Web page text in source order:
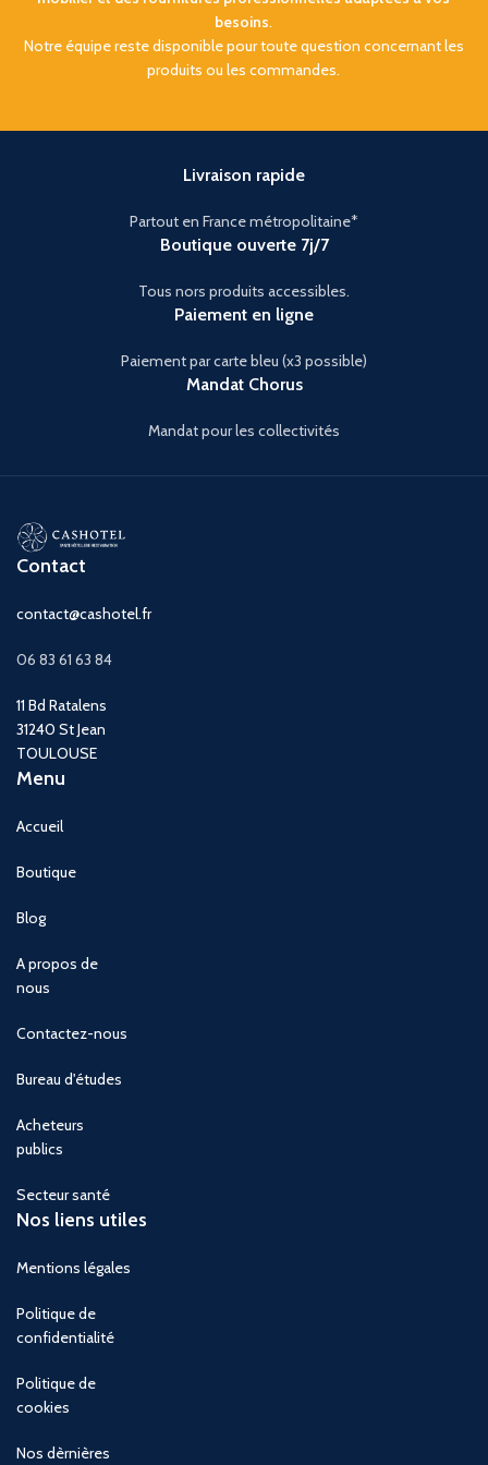
besoins.
Notre équipe reste disponible pour toute question concernant les
produits ou les commandes.
Livraison rapide
Partout en France métropolitaine*
Boutique ouverte 7j/7
Tous nors produits accessibles.
Paiement en ligne
Paiement par carte bleu (x3 possible)
Mandat Chorus
Mandat pour les collectivités
Contact
contact@cashotel.fr
06 83 61 63 84
11 Bd Ratalens
31240 St Jean
TOULOUSE
Menu
Accueil
Boutique
Blog
A propos de
nous
Contactez-nous
Bureau d'études
Acheteurs
publics
Secteur santé
Nos liens utiles
Mentions légales
Politique de
confidentialité
Politique de
cookies
Nos dèrnières